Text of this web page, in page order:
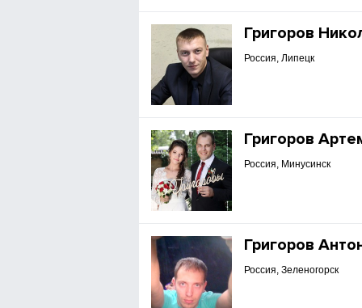
Григоров
Россия, Липецк
Григоров
Россия, Минусинск
Григоров
Россия, Зеленогорск